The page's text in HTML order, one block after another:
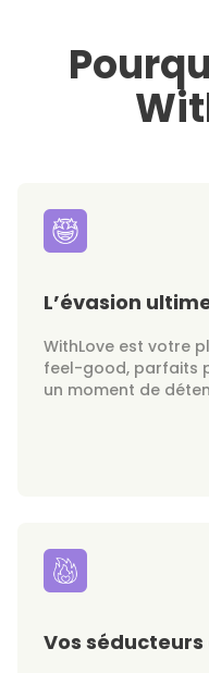
L’évasion
WithLove est votre
feel-good, parfaits
un moment de
Vos